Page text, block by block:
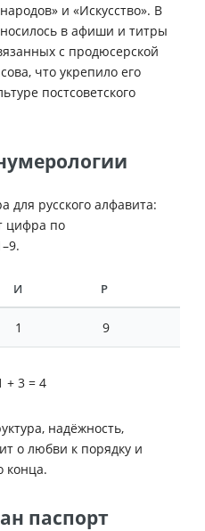
и «Искусство». В
в афиши и титры
с продюсерской
что укрепило его
постсоветского
для русского алфавита:
цифра по
И Р
1 9
+ 3 = 4
надёжность,
о любви к порядку и
конца.
паспорт